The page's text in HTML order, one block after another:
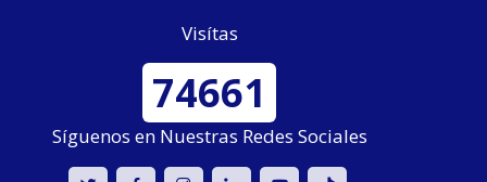
Visítas
74661
Síguenos en Nuestras Redes Sociales